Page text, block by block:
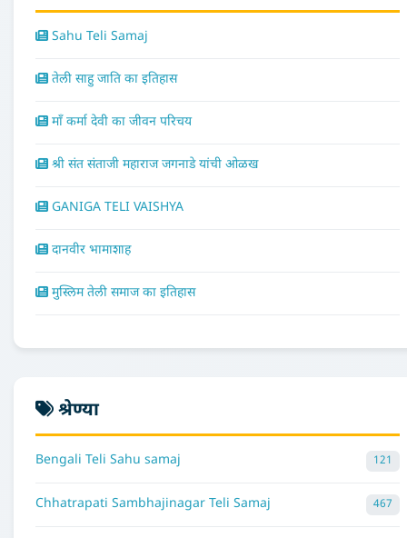
Sahu Teli Samaj
तेली साहु जाति का इतिहास
माँ कर्मा देवी का जीवन परिचय
श्री संत संताजी महाराज जगनाडे यांची ओळख
GANIGA TELI VAISHYA
दानवीर भामाशाह
मुस्लिम तेली समाज का इतिहास
श्रेण्या
Bengali Teli Sahu samaj 121
Chhatrapati Sambhajinagar Teli Samaj 467